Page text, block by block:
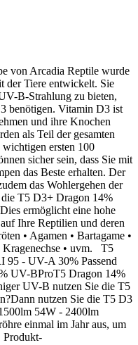
von Arcadia Reptile wurde
der Tiere entwickelt. Sie
B-Strahlung zu bieten,
benötigen. Vitamin D3 ist
und ihre Knochen
als Teil der gesamten
ersten 100
sicher sein, dass Sie mit
das Beste erhalten. Der
das Wohlergehen der
T5 D3+ Dragon 14%
ermöglicht eine hohe
Ihre Reptilien und deren
• Agamen • Bartagame •
Kragenechse • uvm. T5
- UV-A 30% Passend
UV-BProT5 Dragon 14%
UV-B nutzen Sie die T5
nutzen Sie die T5 D3
54W - 2400lm
einmal im Jahr aus, um